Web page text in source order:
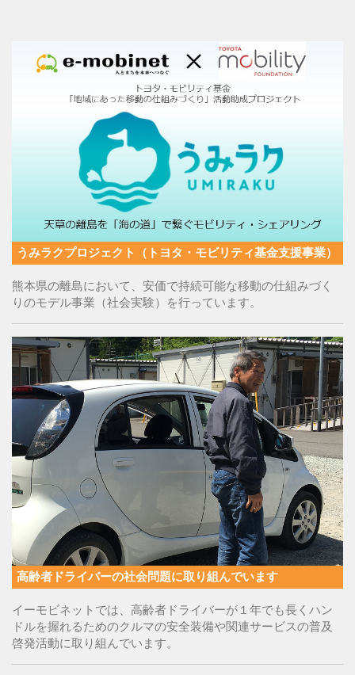
うみラクプロジェクト（トヨタ・モビリティ基金支援事業）
熊本県の離島において、安価で持続可能な移動の仕組みづく
りのモデル事業（社会実験）を行っています。
高齢者ドライバーの社会問題に取り組んでいます
イーモビネットでは、高齢者ドライバーが１年でも長くハン
ドルを握れるためのクルマの安全装備や関連サービスの普及
啓発活動に取り組んでいます。